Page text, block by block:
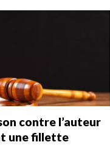
contre l’auteur
une fillette